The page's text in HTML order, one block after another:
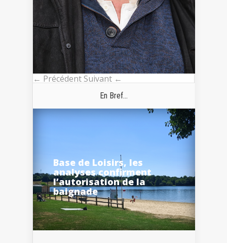
← Précédent Suivant ←
En Bref...
Base de Loisirs, les
analyses confirment
l’autorisation de la
baignade